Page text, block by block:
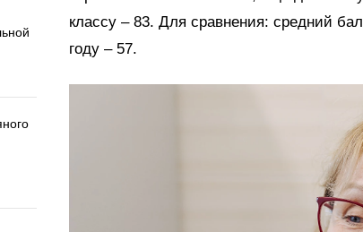
классу – 83. Для сравнения: средний
году – 57.